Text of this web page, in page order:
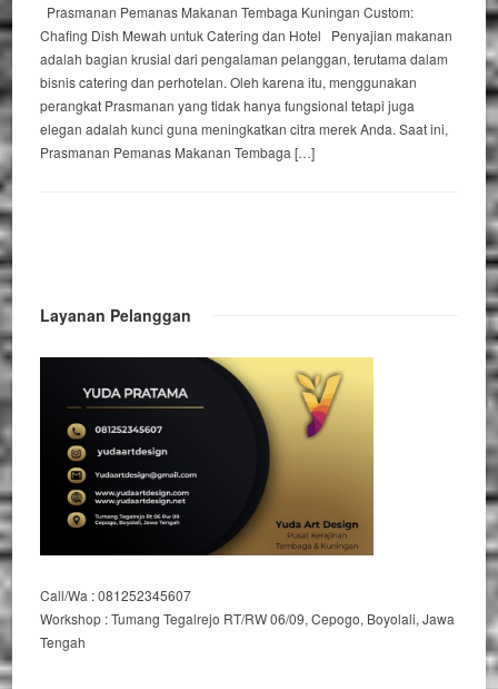
Prasmanan Pemanas Makanan Tembaga Kuningan Custom:
Chafing Dish Mewah untuk Catering dan Hotel Penyajian makanan
adalah bagian krusial dari pengalaman pelanggan, terutama dalam
bisnis catering dan perhotelan. Oleh karena itu, menggunakan
perangkat Prasmanan yang tidak hanya fungsional tetapi juga
elegan adalah kunci guna meningkatkan citra merek Anda. Saat ini,
Prasmanan Pemanas Makanan Tembaga […]
Layanan Pelanggan
Call/Wa : 081252345607
Workshop : Tumang Tegalrejo RT/RW 06/09, Cepogo, Boyolali, Jawa
Tengah